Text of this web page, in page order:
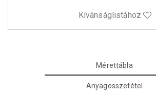
Kívánságlistához
Mérettábla
Anyagösszetétel